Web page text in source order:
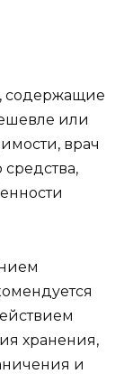
содержащие
или
врач
хранения,
и